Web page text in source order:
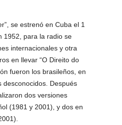
se estrenó en Cuba el 1
1952, para la radio se
internacionales y otra
en llevar “O Direito do
fueron los brasileños, en
desconocidos. Después
dos versiones
(1981 y 2001), y dos en